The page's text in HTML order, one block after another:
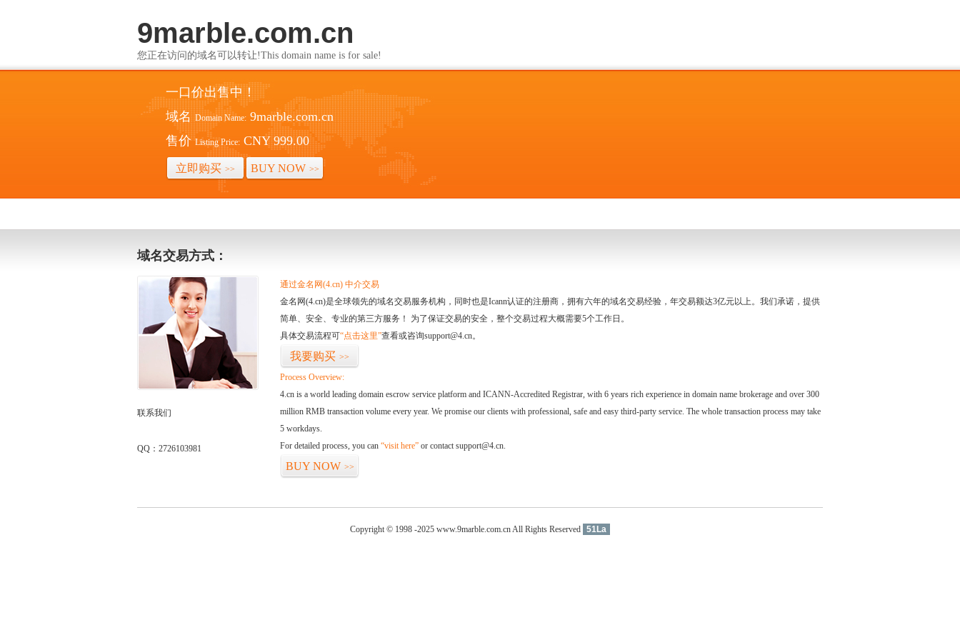
9marble.com.cn
您正在访问的域名可以转让!This domain name is for sale!
一口价出售中！
域名 Domain Name: 9marble.com.cn
售价 Listing Price: CNY 999.00
立即购买 >> BUY NOW >>
域名交易方式：
联系我们
QQ：2726103981
通过金名网(4.cn) 中介交易
金名网(4.cn)是全球领先的域名交易服务机构，同时也是Icann认证的注册商，拥有六年的域名交易经验，年交易额达3亿元以上。我们承诺，提供
简单、安全、专业的第三方服务！ 为了保证交易的安全，整个交易过程大概需要5个工作日。
具体交易流程可“点击这里”查看或咨询support@4.cn。
我要购买 >>
Process Overview:
4.cn is a world leading domain escrow service platform and ICANN-Accredited Registrar, with 6 years rich experience in domain name brokerage and over 300
million RMB transaction volume every year. We promise our clients with professional, safe and easy third-party service. The whole transaction process may take
5 workdays.
For detailed process, you can “visit here” or contact support@4.cn.
BUY NOW >>
Copyright © 1998 -2025 www.9marble.com.cn All Rights Reserved 51La